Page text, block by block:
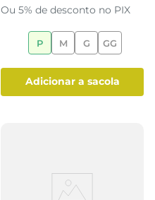
Ou 5% de desconto no PIX
P M G GG
adicionar a sacola